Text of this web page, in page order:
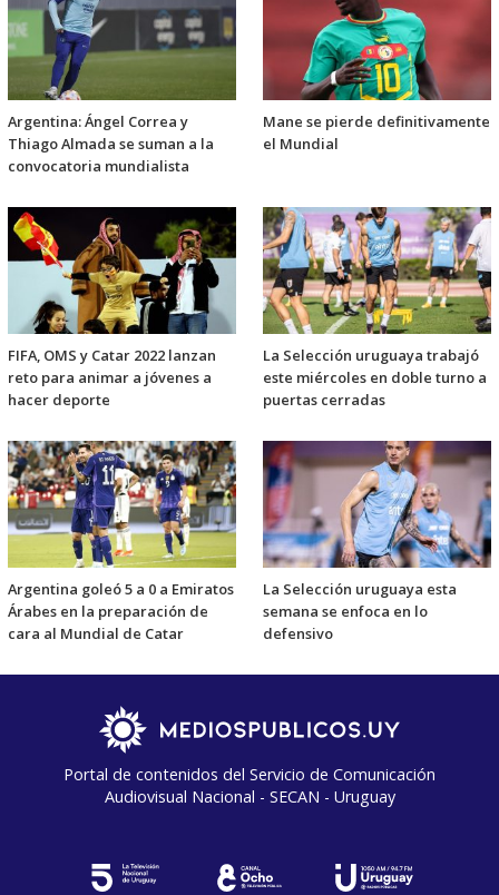
Argentina: Ángel Correa y
Thiago Almada se suman a la
convocatoria mundialista
Mane se pierde definitivamente
el Mundial
FIFA, OMS y Catar 2022 lanzan
reto para animar a jóvenes a
hacer deporte
La Selección uruguaya trabajó
este miércoles en doble turno a
puertas cerradas
Argentina goleó 5 a 0 a Emiratos
Árabes en la preparación de
cara al Mundial de Catar
La Selección uruguaya esta
semana se enfoca en lo
defensivo
Portal de contenidos del Servicio de Comunicación
Audiovisual Nacional - SECAN - Uruguay